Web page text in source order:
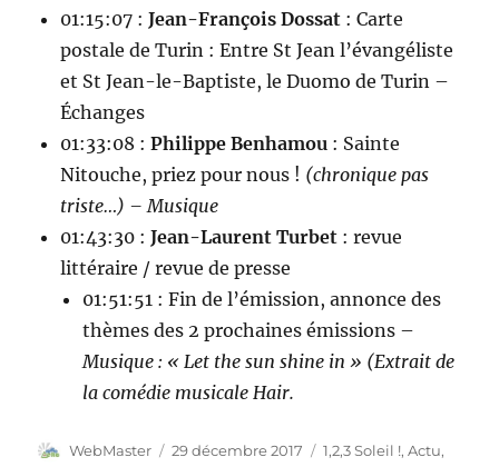
01:15:07 :Jean-François Dossat : Carte
postale de Turin : Entre St Jean l’évangéliste
et St Jean-le-Baptiste, le Duomo de Turin –
Échanges
01:33:08 :Philippe Benhamou : Sainte
Nitouche, priez pour nous ! (chronique pas
triste…) – Musique
01:43:30 :Jean-Laurent Turbet : revue
littéraire / revue de presse
01:51:51 : Fin de l’émission, annonce des
thèmes des 2 prochaines émissions –
Musique : « Let the sun shine in » (Extrait de
la comédie musicale Hair.
Auteur
WebMaster
Publié
29 décembre 2017 Catégories
1,2,3 Soleil !,Actu,